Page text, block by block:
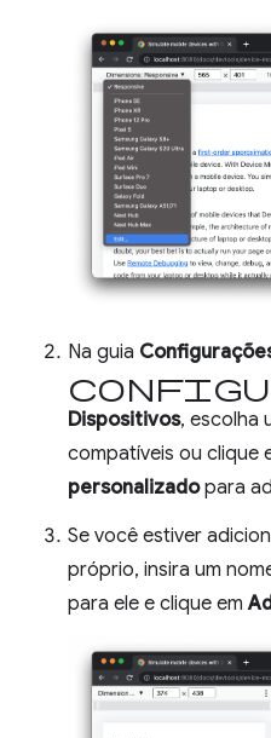
Na guia
Dispositivos, escolha
compatíveis ou clique
personalizadopara
Se você estiver
próprio, insira um
para ele e clique em